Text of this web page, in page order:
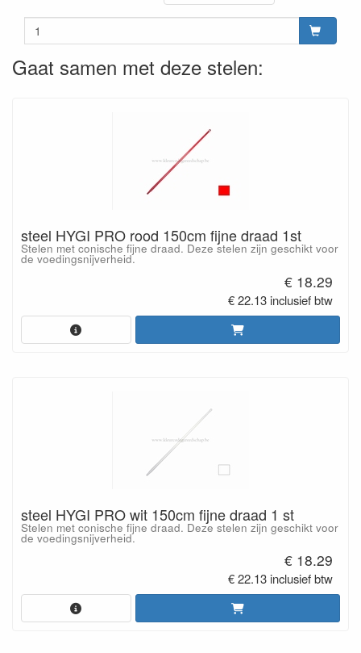
Gaat samen met deze stelen:
steel HYGI PRO rood 150cm fijne draad 1st
Stelen met conische fijne draad. Deze stelen zijn geschikt voor
de voedingsnijverheid.
€ 18.29
€ 22.13 inclusief btw
steel HYGI PRO wit 150cm fijne draad 1 st
Stelen met conische fijne draad. Deze stelen zijn geschikt voor
de voedingsnijverheid.
€ 18.29
€ 22.13 inclusief btw